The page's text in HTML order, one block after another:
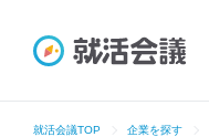
就活会議TOP 企業を探す